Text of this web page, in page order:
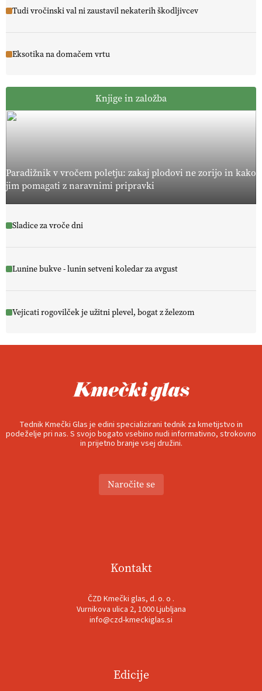
Tudi vročinski val ni zaustavil nekaterih škodljivcev
Eksotika na domačem vrtu
Knjige in založba
Paradižnik v vročem poletju: zakaj plodovi ne zorijo in kako
jim pomagati z naravnimi pripravki
Sladice za vroče dni
Lunine bukve - lunin setveni koledar za avgust
Vejicati rogovilček je užitni plevel, bogat z železom
Tednik Kmečki Glas je edini specializirani tednik za kmetijstvo in
podeželje pri nas. S svojo bogato vsebino nudi informativno, strokovno
in prijetno branje vsej družini.
Naročite se
Kontakt
ČZD Kmečki glas, d. o. o .
Vurnikova ulica 2, 1000 Ljubljana
info@czd-kmeckiglas.si
Edicije